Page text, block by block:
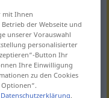
mit Ihnen
der Webseite und
unserer Vorauswahl
personalisierter
Button Ihr
Ihre Einwilligung
zu den Cookies
Datenschutzerklärung.